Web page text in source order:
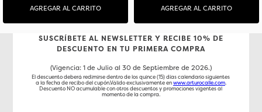
AGREGAR AL CARRITO AGREGAR AL CARRITO
SUSCRÍBETE AL NEWSLETTER Y RECIBE 10% DE
DESCUENTO EN TU PRIMERA COMPRA
(Vigencia: 1 de Julio al 30 de Septiembre de 2026.)
El descuento deberá redimirse dentro de los quince (15) días calendario siguientes
a la fecha de recibo del cupón.Válido exclusivamente enwww.arturocalle.com.
Descuento NO acumulable con otros descuentos y promociones vigentes al
momento de la compra.